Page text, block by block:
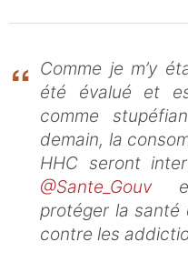
Comme je m’y
été évalué et
comme
demain, la
HHC seront
@Sante_Gouv
protéger la santé
contre les